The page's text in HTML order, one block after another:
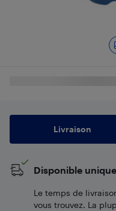
Livraison
Disponible
Le temps de
vous trouvez. La